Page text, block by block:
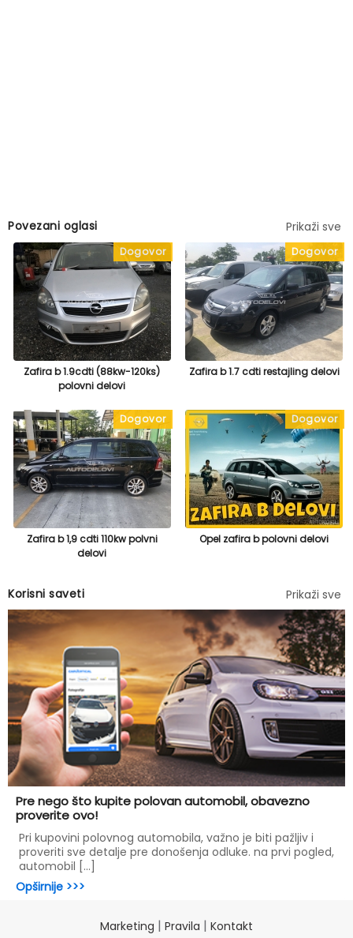
Povezani oglasi Prikaži sve
Dogovor
Zafira b 1.9cdti (88kw-120ks)
polovni delovi
Dogovor
Zafira b 1.7 cdti restajling delovi
Dogovor
Zafira b 1,9 cdti 110kw polvni
delovi
Dogovor
Opel zafira b polovni delovi
Korisni saveti Prikaži sve
Pre nego što kupite polovan automobil, obavezno
proverite ovo!
Pri kupovini polovnog automobila, važno je biti pažljiv i
proveriti sve detalje pre donošenja odluke. na prvi pogled,
automobil [...]
Opširnije >>>
Marketing | Pravila | Kontakt